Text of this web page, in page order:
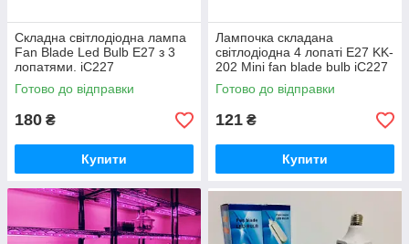
Складна світлодіодна лампа
Fan Blade Led Bulb E27 з 3
лопатями. iC227
Готово до відправки
180 ₴
Купити
Лампочка складана
світлодіодна 4 лопаті E27 KK-
202 Mini fan blade bulb iC227
Готово до відправки
121 ₴
Купити